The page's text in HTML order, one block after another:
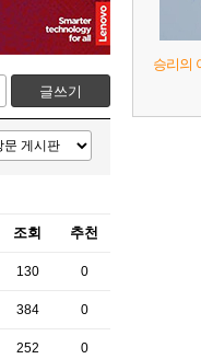
글쓰기
조회 추천
130 0
384 0
252 0
승리의